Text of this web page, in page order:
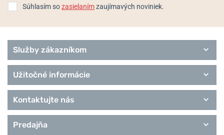
Súhlasím sozasielanímzaujímavých noviniek.
Služby zákazníkom
Užitočné informácie
Kontaktujte nás
Predajňa